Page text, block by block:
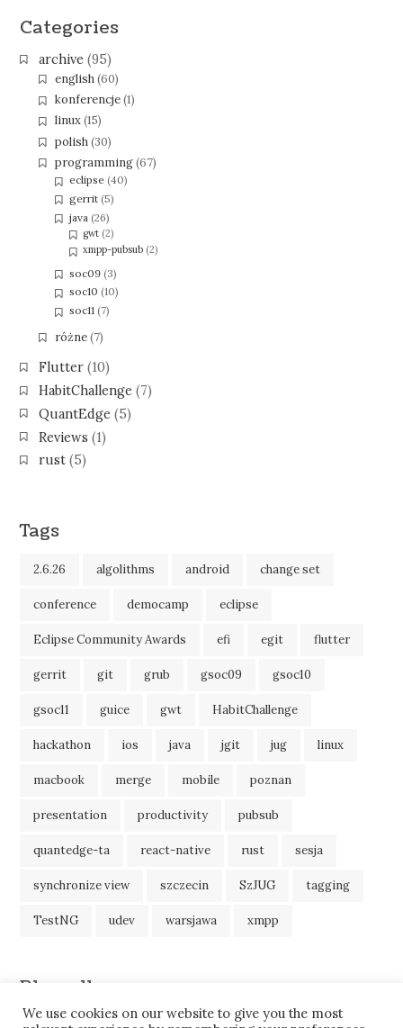
Categories
archive (95)
english(60)
konferencje(1)
linux(15)
polish(30)
programming(67)
eclipse (40)
gerrit (5)
java (26)
gwt(2)
xmpp-pubsub(2)
soc09 (3)
soc10 (10)
soc11 (7)
różne(7)
Flutter(10)
HabitChallenge (7)
QuantEdge (5)
Reviews (1)
rust(5)
Tags
2.6.26 algolithms android change set
conference democamp eclipse
Eclipse Community Awards efi egit flutter
gerrit git grub gsoc09 gsoc10
gsoc11 guice gwt HabitChallenge
hackathon ios java jgit jug linux
macbook merge mobile poznan
presentation productivity pubsub
quantedge-ta react-native rust sesja
synchronize view szczecin SzJUG tagging
TestNG udev warsjawa xmpp
Blogroll
JavaBlog
We use cookies on our website to give you the most